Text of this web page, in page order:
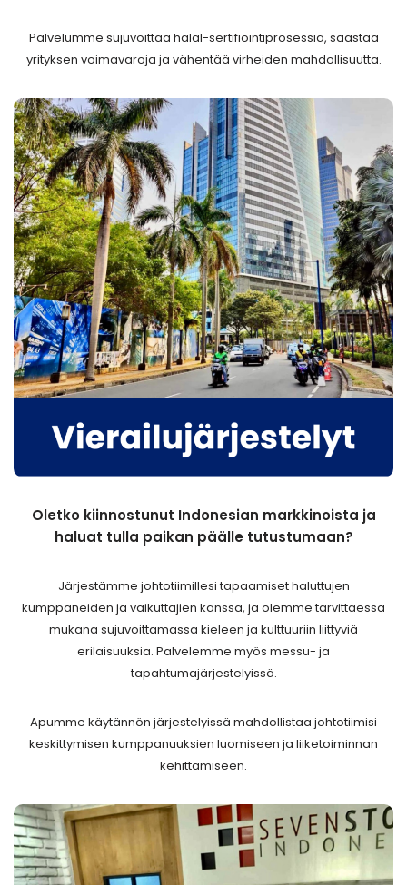
Palvelumme sujuvoittaa halal-sertifiointiprosessia, säästää
yrityksen voimavaroja ja vähentää virheiden mahdollisuutta.
Oletko kiinnostunut Indonesian markkinoista ja
haluat tulla paikan päälle tutustumaan?
Järjestämme johtotiimillesi tapaamiset haluttujen
kumppaneiden ja vaikuttajien kanssa, ja olemme tarvittaessa
mukana sujuvoittamassa kieleen ja kulttuuriin liittyviä
erilaisuuksia. Palvelemme myös messu- ja
tapahtumajärjestelyissä.
Apumme käytännön järjestelyissä mahdollistaa johtotiimisi
keskittymisen kumppanuuksien luomiseen ja liiketoiminnan
kehittämiseen.